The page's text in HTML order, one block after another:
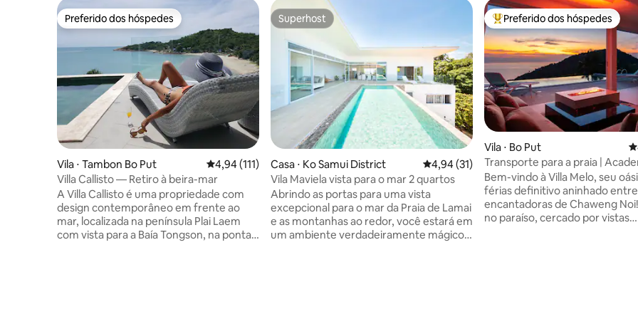
Preferido dos hóspedes
Preferido dos hóspedes
Vila ⋅ Tambon Bo Put 4,94 de uma avaliação média de 5, 111 avaliações
4,94 (111)
Villa Callisto — Retiro à beira-mar
A Villa Callisto é uma propriedade com
design contemporâneo em frente ao
mar, localizada na península Plai Laem
com vista para a Baía Tongson, na ponta
Superhost
Superhost
Casa ⋅ Ko Samui District 4,94 de uma avaliação média de 5, 31
4,94 (31)
Vila Maviela vista para o mar 2 quartos
Abrindo as portas para uma vista
excepcional para o mar da Praia de Lamai
e as montanhas ao redor, você estará em
um ambiente verdadeiramente mágico.
Entre os melhores preferidos
Preferido dos hóspedes
Vila ⋅ Bo Put
Transporte para a praia |
Projetor | E.Fire | Nascer do sol
Bem-vindo à Villa Melo, seu
férias definitivo aninhado entre
encantadoras de Chaweng
no paraíso, cercado por vistas